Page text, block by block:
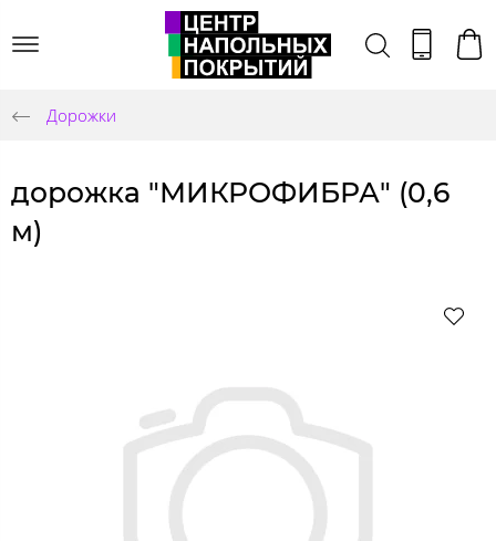
Дорожки
дорожка "МИКРОФИБРА" (0,6
м)